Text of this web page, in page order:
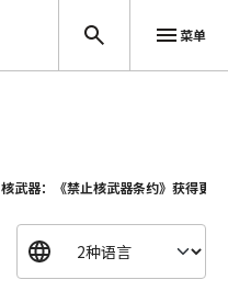
菜单
核武器：《禁止核武器条约》获得更